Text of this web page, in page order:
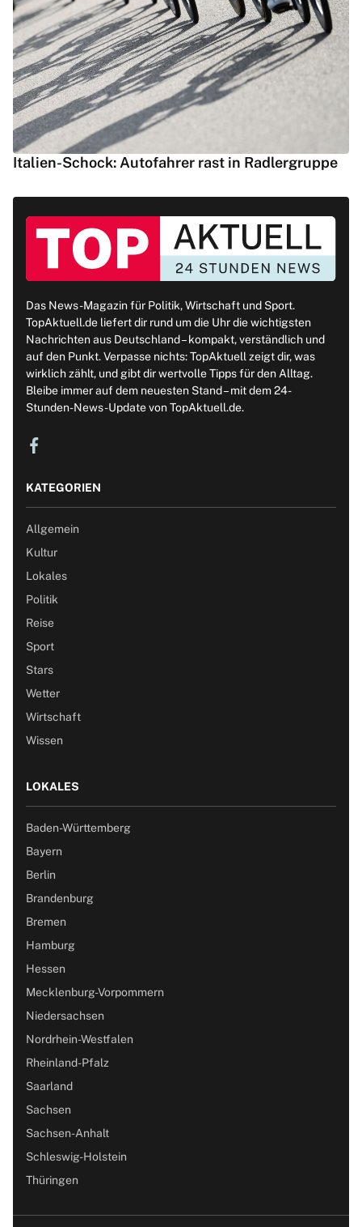
Italien-Schock: Autofahrer rast in Radlergruppe
Das News-Magazin für Politik, Wirtschaft und Sport.
TopAktuell.de liefert dir rund um die Uhr die wichtigsten
Nachrichten aus Deutschland – kompakt, verständlich und
auf den Punkt. Verpasse nichts: TopAktuell zeigt dir, was
wirklich zählt, und gibt dir wertvolle Tipps für den Alltag.
Bleibe immer auf dem neuesten Stand – mit dem 24-
Stunden-News-Update von TopAktuell.de.
KATEGORIEN
Allgemein
Kultur
Lokales
Politik
Reise
Sport
Stars
Wetter
Wirtschaft
Wissen
LOKALES
Baden-Württemberg
Bayern
Berlin
Brandenburg
Bremen
Hamburg
Hessen
Mecklenburg-Vorpommern
Niedersachsen
Nordrhein-Westfalen
Rheinland-Pfalz
Saarland
Sachsen
Sachsen-Anhalt
Schleswig-Holstein
Thüringen